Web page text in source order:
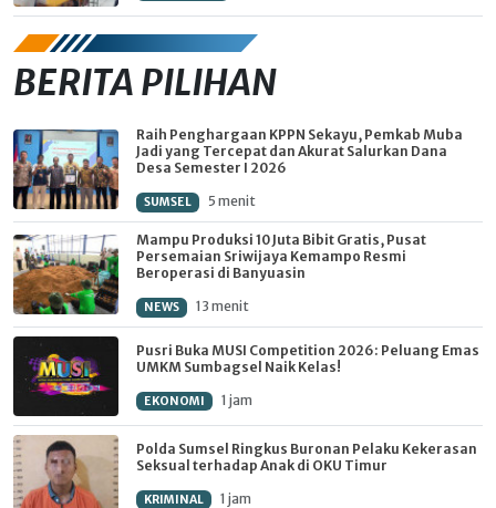
BERITA PILIHAN
Raih Penghargaan KPPN Sekayu, Pemkab Muba
Jadi yang Tercepat dan Akurat Salurkan Dana
Desa Semester I 2026
SUMSEL 5 menit
Mampu Produksi 10 Juta Bibit Gratis, Pusat
Persemaian Sriwijaya Kemampo Resmi
Beroperasi di Banyuasin
NEWS 13 menit
Pusri Buka MUSI Competition 2026: Peluang Emas
UMKM Sumbagsel Naik Kelas!
EKONOMI 1 jam
Polda Sumsel Ringkus Buronan Pelaku Kekerasan
Seksual terhadap Anak di OKU Timur
KRIMINAL 1 jam